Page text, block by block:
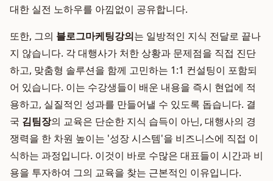
대한 실전 노하우를 아낌없이 공유합니다.
또한, 그의 블로그마케팅강의는 일방적인 지식 전달로 끝나
지 않습니다. 각 대행사가 처한 상황과 문제점을 직접 진단
하고, 맞춤형 솔루션을 함께 고민하는 1:1 컨설팅이 포함되
어 있습니다. 이는 수강생들이 배운 내용을 즉시 현업에 적
용하고, 실질적인 성과를 만들어낼 수 있도록 돕습니다. 결
국 김팀장의 교육은 단순한 지식 습득이 아닌, 대행사의 경
쟁력을 한 차원 높이는 '성장 시스템'을 비즈니스에 직접 이
식하는 과정입니다. 이것이 바로 수많은 대표들이 시간과 비
용을 투자하여 그의 교육을 찾는 근본적인 이유입니다.